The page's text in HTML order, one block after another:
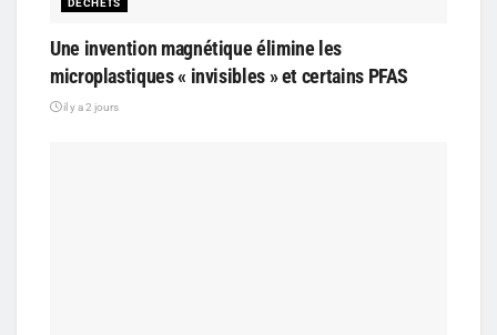
Une invention magnétique élimine les
microplastiques « invisibles » et certains PFAS
il y a 2 jours